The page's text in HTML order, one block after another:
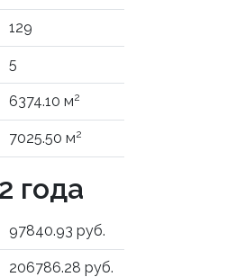
129
5
6374.10 м2
7025.50 м2
года
97840.93 руб.
206786.28 руб.